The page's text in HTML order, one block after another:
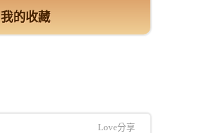
我的收藏
Love分享